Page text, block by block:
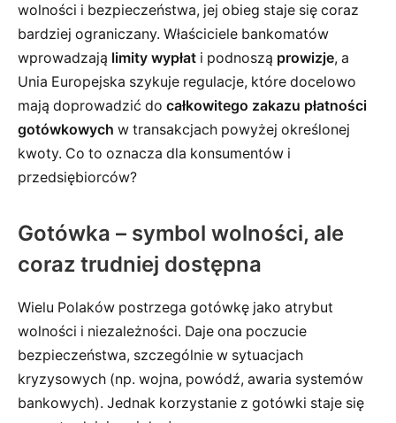
wolności i bezpieczeństwa, jej obieg staje się coraz
bardziej ograniczany. Właściciele bankomatów
wprowadzają limity wypłat i podnoszą prowizje, a
Unia Europejska szykuje regulacje, które docelowo
mają doprowadzić do całkowitego zakazu płatności
gotówkowych w transakcjach powyżej określonej
kwoty. Co to oznacza dla konsumentów i
przedsiębiorców?
Gotówka – symbol wolności, ale
coraz trudniej dostępna
Wielu Polaków postrzega gotówkę jako atrybut
wolności i niezależności. Daje ona poczucie
bezpieczeństwa, szczególnie w sytuacjach
kryzysowych (np. wojna, powódź, awaria systemów
bankowych). Jednak korzystanie z gotówki staje się